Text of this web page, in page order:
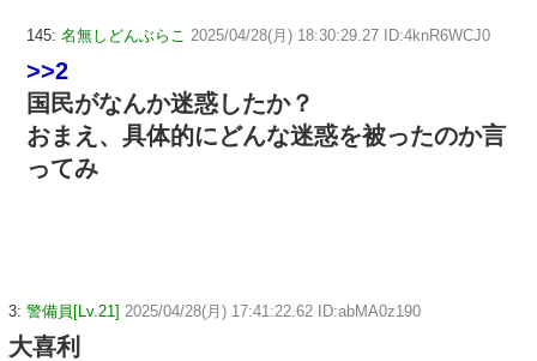
145: 名無しどんぶらこ 2025/04/28(月) 18:30:29.27 ID:4knR6WCJ0
>>2
国民がなんか迷惑したか？
おまえ、具体的にどんな迷惑を被ったのか言
ってみ
3: 警備員[Lv.21] 2025/04/28(月) 17:41:22.62 ID:abMA0z190
大喜利